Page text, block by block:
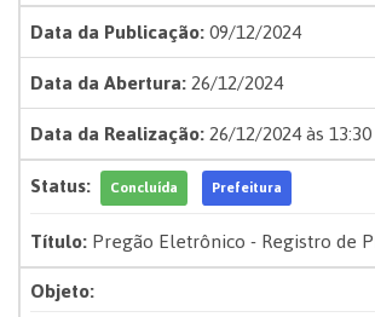
Data da Publicação:09/12/2024
Data da Abertura:26/12/2024
Data da Realização:26/12/2024 às 13:30
Status:
Concluída Prefeitura
Título:Pregão Eletrônico - Registro de
Objeto: